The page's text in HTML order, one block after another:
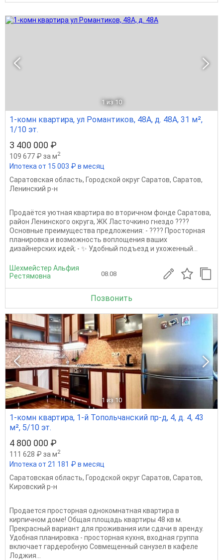
1 из 10
1-комн квартира, ул Романтиков, 48А, д. 48А, 31 м²,
1/10 эт.
3 400 000 ₽
109 677 ₽ за м2
Ипотека от 15 003 ₽ в месяц
Саратовская область, Городской округ Саратов, Саратов,
Ленинский р-н
Продаётся уютная квартира во вторичном фонде Саратова,
район Ленинского округа, ЖК Ласточкино гнездо ????
Основные преимущества предложения: - ???? Просторная
планировка и возможность воплощения ваших
дизайнерских идей; - ✨ Удобный подъезд и ухоженный...
Шехмейстер Альфия
Рестямовна
08.08
Позвонить
1 из 10
1-комн квартира, 1-й Топольчанский пр-д, 4, д. 4, 43
м², 5/10 эт.
4 800 000 ₽
111 628 ₽ за м2
Ипотека от 21 181 ₽ в месяц
Саратовская область, Городской округ Саратов, Саратов,
Кировский р-н
Продается просторная однокомнатная квартира в
кирпичном доме! Общая площадь квартиры 48 кв м.
Прекрасный вариант для проживания или сдачи в аренду.
Удобная планировка - просторная кухня, входная группа
включает гардеробную Совмещенный санузел в кафеле
Лоджия...